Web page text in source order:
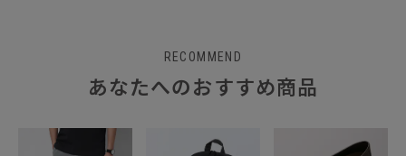
RECOMMEND
あなたへのおすすめ商品